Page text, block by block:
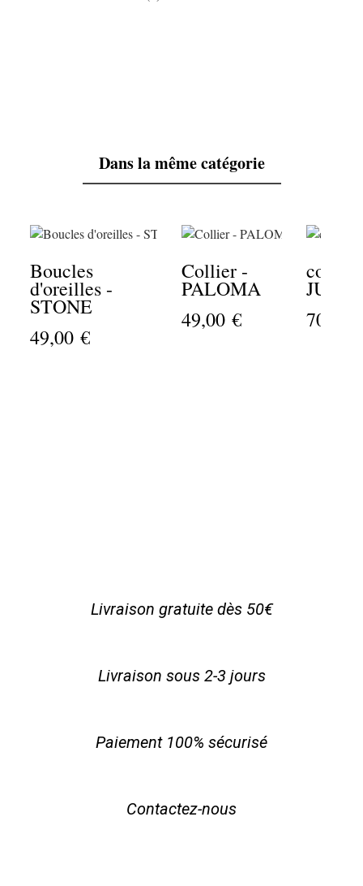
Dans la même catégorie
Boucles
d'oreilles -
STONE
49,00 €
Collier -
PALOMA
49,00 €
collier
JULIA
70,00
Livraison gratuite dès 50€
Livraison sous 2-3 jours
Paiement 100% sécurisé
Contactez-nous